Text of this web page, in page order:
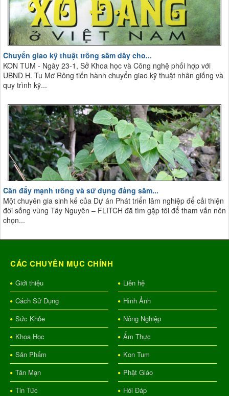
Chuyển giao kỹ thuật trồng sâm dây cho...
KON TUM - Ngày 23-1, Sở Khoa học và Công nghệ phối hợp với
UBND H. Tu Mơ Rông tiến hành chuyển giao kỹ thuật nhân giống và
quy trình kỹ...
Cần đẩy mạnh trồng và sử dụng đảng sâm...
Một chuyên gia sinh kế của Dự án Phát triển lâm nghiệp để cải thiện
đời sống vùng Tây Nguyên – FLITCH đã tìm gặp tôi để tham vấn nên
chọn...
CÁC CHUYÊN MỤC CHÍNH
Giới thiệu
Liên hệ
Cách Sử Dụng
Hình Ảnh
Sức Khỏe
Nông Nghiệp
Khoa Học
Ẩm Thực
Sản Phẩm
Kon Tum
Tản Mạn
Phật Giáo
Tin Tức
Hỏi Đáp